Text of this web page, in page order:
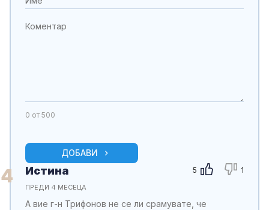
0 от 500
ДОБАВИ
4 5 1
Истина
ПРЕДИ 4 МЕСЕЦА
А вие г-н Трифонов не се ли срамувате, че